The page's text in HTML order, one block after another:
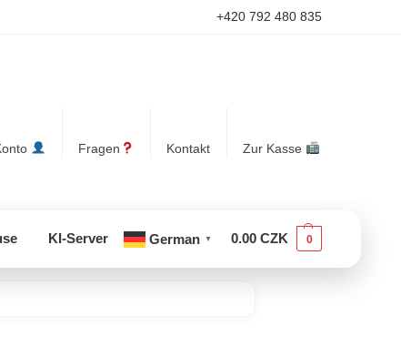
+420 792 480 835
Fragen Kontakt Zur Kasse
KI-Server German ▼ 0.00 CZK 0